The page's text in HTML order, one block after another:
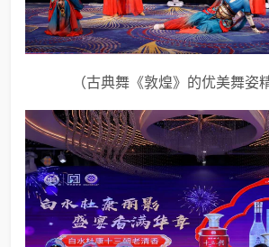
（古典舞《敦煌》的优美舞姿